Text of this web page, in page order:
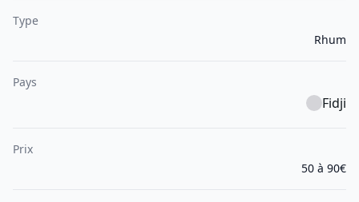
Type
Rhum
Pays
Fidji
Prix
50 à 90€